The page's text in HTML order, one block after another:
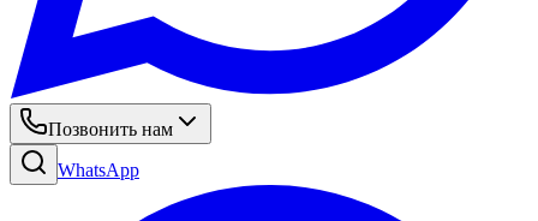
Позвонить нам
WhatsApp